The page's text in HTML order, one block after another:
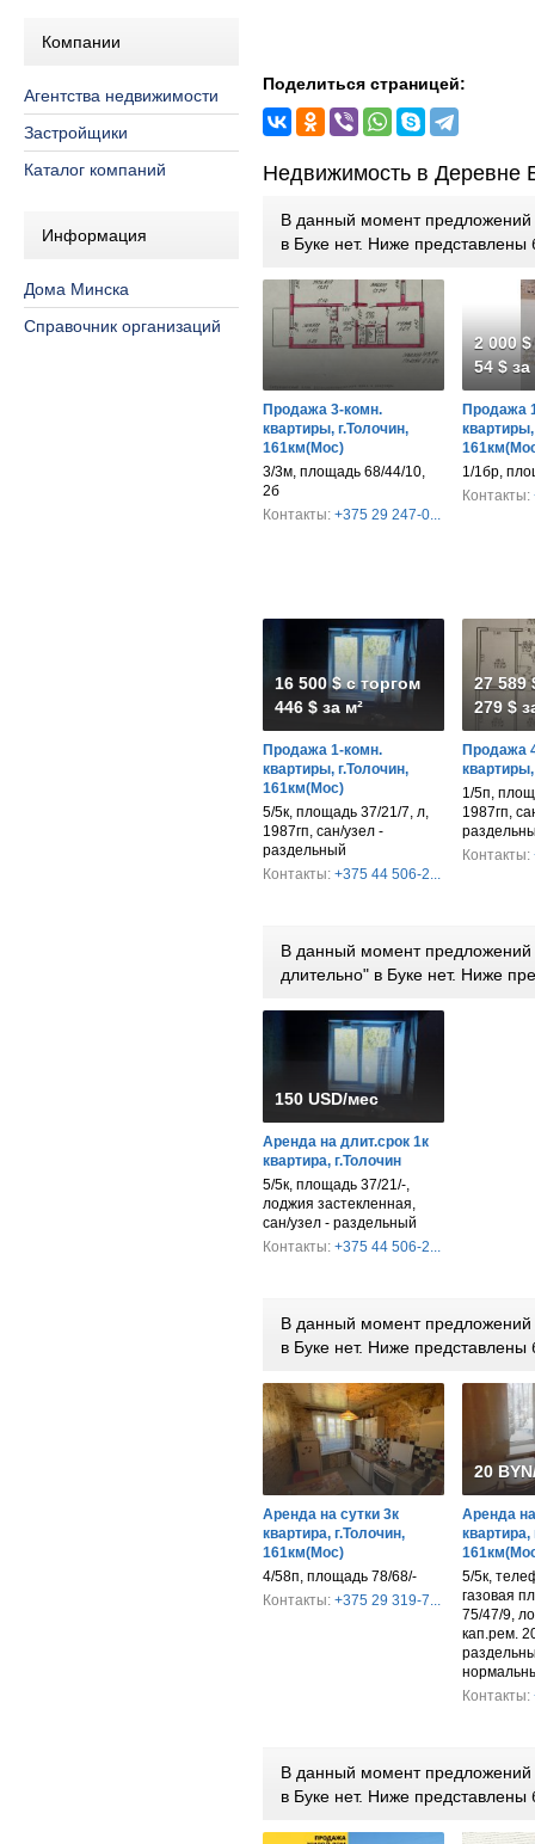
Компании
Агентства недвижимости
Застройщики
Каталог компаний
Информация
Дома Минска
Справочник организаций
Поделиться страницей:
Недвижимость в Деревне
В данный момент предложений
в Буке нет. Ниже
Продажа 3-комн.
квартиры, г.Толочин,
161км(Мос)
3/3м, площадь 68/44/10,
2б
Контакты: +375 29 247-0...
2 000
54 $ за
Продажа
квартиры,
1/1бр,
Контакты:
16 500 $ с торгом
446 $ за м²
Продажа 1-комн.
квартиры, г.Толочин,
161км(Мос)
5/5к, площадь 37/21/7, л,
1987гп, сан/узел -
раздельный
Контакты: +375 44 506-2...
27 589
279 $
Продажа
квартиры,
1/5п,
1987гп,
Контакты:
В данный момент предложений
длительно" в Буке нет. Ниже
150 USD/мес
Аренда на длит.срок 1к
квартира, г.Толочин
5/5к, площадь 37/21/-,
лоджия застекленная,
сан/узел - раздельный
Контакты: +375 44 506-2...
В данный момент предложений
в Буке нет. Ниже
Аренда на сутки 3к
квартира, г.Толочин,
161км(Мос)
4/58п, площадь 78/68/-
Контакты: +375 29 319-7...
20
Аренда
квартира,
5/5к,
газовая
75/47/9,
кап.рем.
Контакты:
В данный момент предложений
в Буке нет. Ниже